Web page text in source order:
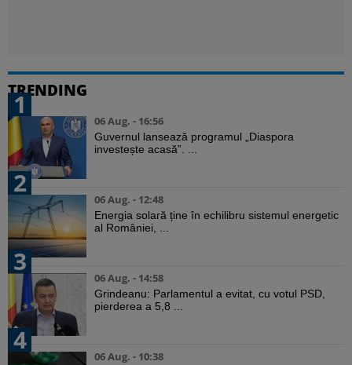
TRENDING
1
06 Aug. - 16:56
Guvernul lansează programul „Diaspora
investește acasă”. ...
2
06 Aug. - 12:48
Energia solară ține în echilibru sistemul energetic
al României, ...
3
06 Aug. - 14:58
Grindeanu: Parlamentul a evitat, cu votul PSD,
pierderea a 5,8 ...
4
06 Aug. - 10:38